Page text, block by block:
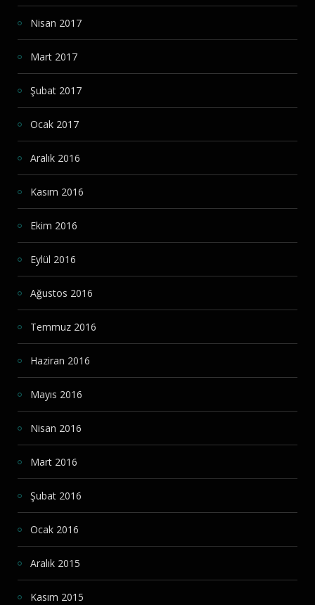
Nisan 2017
Mart 2017
Şubat 2017
Ocak 2017
Aralık 2016
Kasım 2016
Ekim 2016
Eylül 2016
Ağustos 2016
Temmuz 2016
Haziran 2016
Mayıs 2016
Nisan 2016
Mart 2016
Şubat 2016
Ocak 2016
Aralık 2015
Kasım 2015